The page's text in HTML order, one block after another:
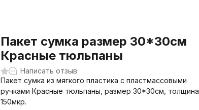
Пакет сумка размер 30*30см
Красные тюльпаны
Написать отзыв
Пакет сумка из мягкого пластика с пластмассовыми
ручками Красные тюльпаны, размер 30*30см, толщина
150мкр.